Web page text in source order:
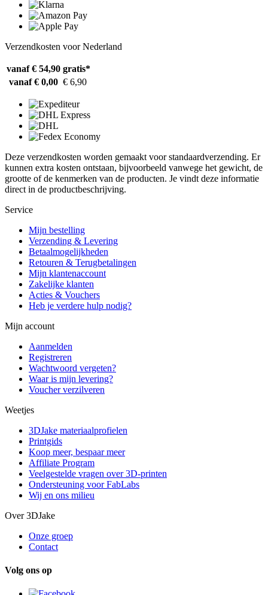
Verzendkosten voor Nederland
vanaf € 54,90 gratis*
vanaf € 0,00 € 6,90
Deze verzendkosten worden gemaakt voor standaardverzending. Er
kunnen extra kosten ontstaan, bijvoorbeeld vanwege het gewicht, de
grootte of de kenmerken van de producten. Je vindt deze informatie
direct in de productbeschrijving.
Service
Mijn bestelling
Verzending & Levering
Betaalmogelijkheden
Retouren & Terugbetalingen
Mijn klantenaccount
Zakelijke klanten
Acties & Vouchers
Heb je verdere hulp nodig?
Mijn account
Aanmelden
Registreren
Wachtwoord vergeten?
Waar is mijn levering?
Voucher verzilveren
Weetjes
3DJake materiaalprofielen
Printgids
Koop meer, bespaar meer
Affiliate Program
Veelgestelde vragen over 3D-printen
Ondersteuning voor FabLabs
Wij en ons milieu
Over 3DJake
Onze groep
Contact
Volg ons op